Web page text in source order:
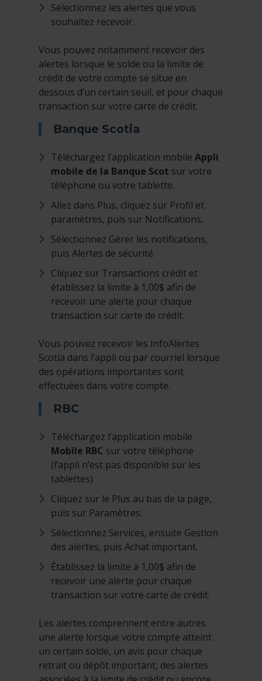
Sélectionnez les alertes que vous
souhaitez recevoir.
Vous pouvez notamment recevoir des
alertes lorsque le solde ou la limite de
crédit de votre compte se situe en
dessous d’un certain seuil, et pour chaque
transaction sur votre carte de crédit.
Banque Scotia
Téléchargez l’application mobile Appli
mobile de la Banque Scot sur votre
téléphone ou votre tablette.
Allez dans Plus, cliquez sur Profil et
paramètres, puis sur Notifications.
Sélectionnez Gérer les notifications,
puis Alertes de sécurité.
Cliquez sur Transactions crédit et
établissez la limite à 1,00$ afin de
recevoir une alerte pour chaque
transaction sur carte de crédit.
Vous pouvez recevoir les InfoAlertes
Scotia dans l’appli ou par courriel lorsque
des opérations importantes sont
effectuées dans votre compte.
RBC
Téléchargez l’application mobile
Mobile RBC sur votre téléphone
(l’appli n’est pas disponible sur les
tablettes).
Cliquez sur le Plus au bas de la page,
puis sur Paramètres.
Sélectionnez Services, ensuite Gestion
des alertes, puis Achat important.
Établissez la limite à 1,00$ afin de
recevoir une alerte pour chaque
transaction sur votre carte de crédit.
Les alertes comprennent entre autres
une alerte lorsque votre compte atteint
un certain solde, un avis pour chaque
retrait ou dépôt important, des alertes